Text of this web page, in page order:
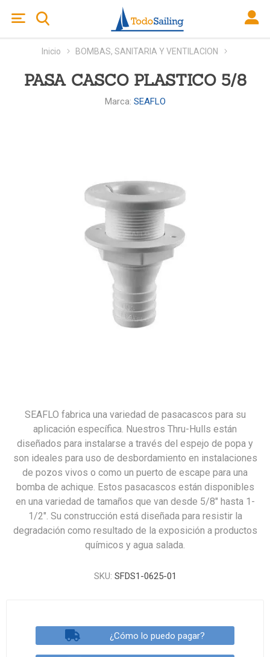
Inicio BOMBAS, SANITARIA Y VENTILACION
PASA CASCO PLASTICO 5/8
Marca: SEAFLO
SEAFLO fabrica una variedad de pasacascos para su
aplicación específica. Nuestros Thru-Hulls están
diseñados para instalarse a través del espejo de popa y
son ideales para uso de desbordamiento en instalaciones
de pozos vivos o como un puerto de escape para una
bomba de achique. Estos pasacascos están disponibles
en una variedad de tamaños que van desde 5/8″ hasta 1-
1/2″. Su construcción está diseñada para resistir la
degradación como resultado de la exposición a productos
químicos y agua salada.
SKU: SFDS1-0625-01
¿Cómo lo puedo pagar?